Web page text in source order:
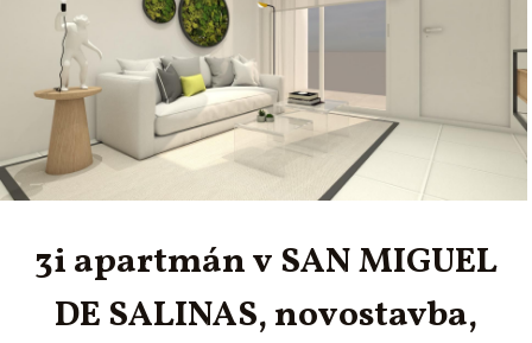
3i apartmán v SAN MIGUEL
DE SALINAS, novostavba,